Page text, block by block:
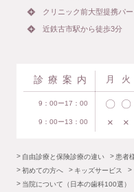
クリニック前大型提携パ
近鉄古市駅から徒歩3分
診療案内 月 火
9：00ー17：00 〇 〇
9：00ー13：00 × ×
自由診療と保険診療の違い 患者
初めての方へ
キッズサービス
当院について（日本の歯科100選）